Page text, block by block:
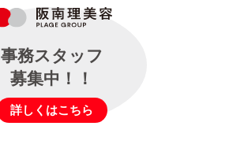
事務スタッフ
募集中！！
詳しくはこちら